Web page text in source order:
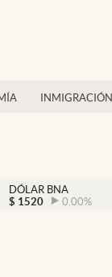
INMIGRACIÓN
DÓLAR BNA
$ 1520 0.00%